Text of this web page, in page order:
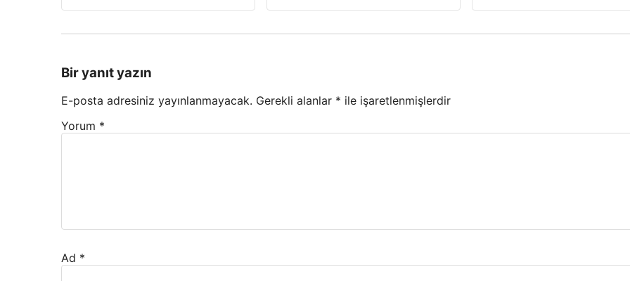
Bir yanıt yazın
E-posta adresiniz yayınlanmayacak. Gerekli alanlar * ile işaretlenmişlerdir
Yorum *
Ad *